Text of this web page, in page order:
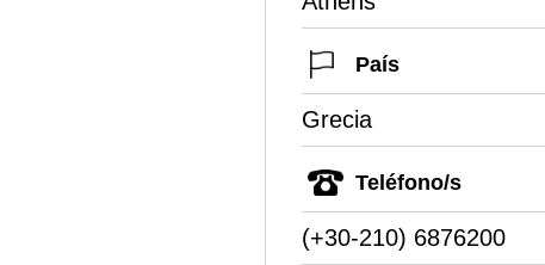
País
Grecia
Teléfono/s
(+30-210) 6876200